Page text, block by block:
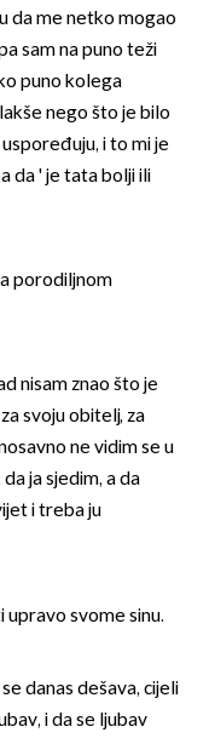
da me netko mogao
sam na puno teži
puno kolega
nego što je bilo
i to mi je
da ' je tata bolji ili
porodiljnom
nisam znao što je
svoju obitelj, za
ne vidim se u
ja sjedim, a da
i treba ju
svome sinu.
danas dešava, cijeli
i da se ljubav